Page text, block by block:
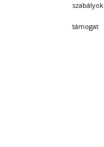
szabályok
támogat